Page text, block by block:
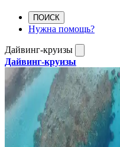
ПОИСК
Нужна помощь?
Дайвинг-круизы
Дайвинг-круизы